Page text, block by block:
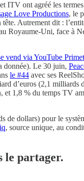
ITV ont agréé les
Love Productions, le
Autrement dit :
Royaume-Uni, face à
vend via YouTube
donnée). Le 30 juin,
le #44 avec ses
d’euros (2,1 milliards
1,8 % du temps TV
de dollars) pour le
, source unique, au
le partager.